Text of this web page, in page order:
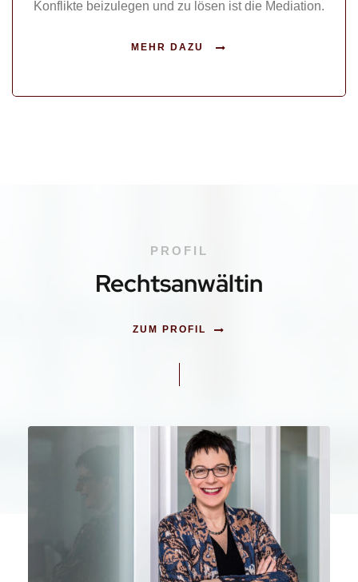
Konflikte beizulegen und zu lösen ist die Mediation.
MEHR DAZU
PROFIL
Rechtsanwältin
ZUM PROFIL